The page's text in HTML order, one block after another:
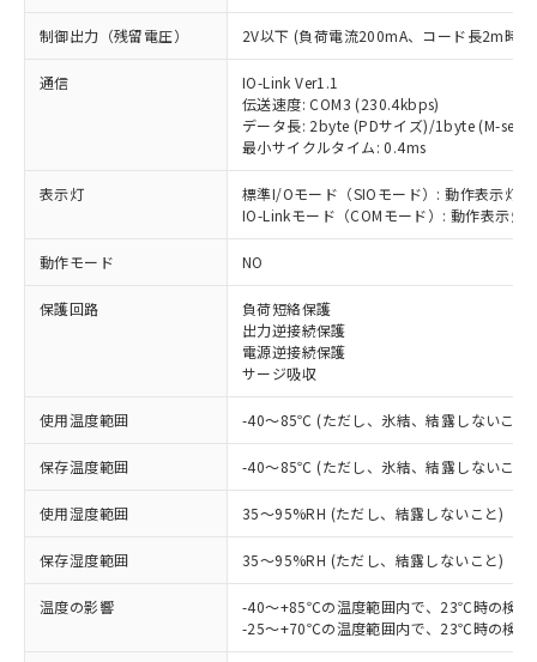
制御出力（残留電圧） 2V以下 (負荷電流200mA、コード長2m時)
通信
IO-Link Ver1.1
伝送速度: COM3 (230.4kbps)
データ長: 2byte (PDサイズ)/1byte (M-
最小サイクルタイム: 0.4ms
表示灯
標準I/Oモード（SIOモード）: 動作表示灯(
IO-Linkモード（COMモード）: 動作表示
動作モード NO
保護回路
負荷短絡保護
出力逆接続保護
電源逆接続保護
サージ吸収
使用温度範囲 -40～85℃ (ただし、氷結、結露しないこと)
保存温度範囲 -40～85℃ (ただし、氷結、結露しないこと)
使用湿度範囲 35～95%RH (ただし、結露しないこと)
保存湿度範囲 35～95%RH (ただし、結露しないこと)
温度の影響
-40～+85℃の温度範囲内で、23℃時の検
-25～+70℃の温度範囲内で、23℃時の検
ご利用条件
以下の条件をお読みいただき、同意のうえ
ご利用ください。
本サービスは、当社制御機器事業取扱
商品の当社在庫状況および標準価格
(税抜)を提供させていただくもので
当社制御機器事業取扱商品の中には、
本サービスの対象外となる商品もある
ことをご了承ください。
対応済み：EU RoHS指令（10物質）の
非含有に対応した製品が提供可能な商品で
す。
対応予定：EU RoHS指令（10物質）の非含
有に対応した製品に切り替える予定のある
対応予定なし：EU RoHS指令（10物質）の
非含有に非対応の商品で、対応品を出す予
定はありません。
調査・確認中：EU RoHS指令（10物質）の
非含有の対応状況を調査中または確認中の
非該当品：ライセンス料など無形物で、有
仕入先様の事情により、非含有部品として
いたものが、含有品と判明した場合などや
※1 中国RoHS○×表
「○」：最大均質材料含有率が中国RoHSの
基準値以下であることを示します。
「×」：最大均質材料含有率が中国RoHSの
基準値を超えていることを示します。
当社は、これら貴社製品のうち、外国